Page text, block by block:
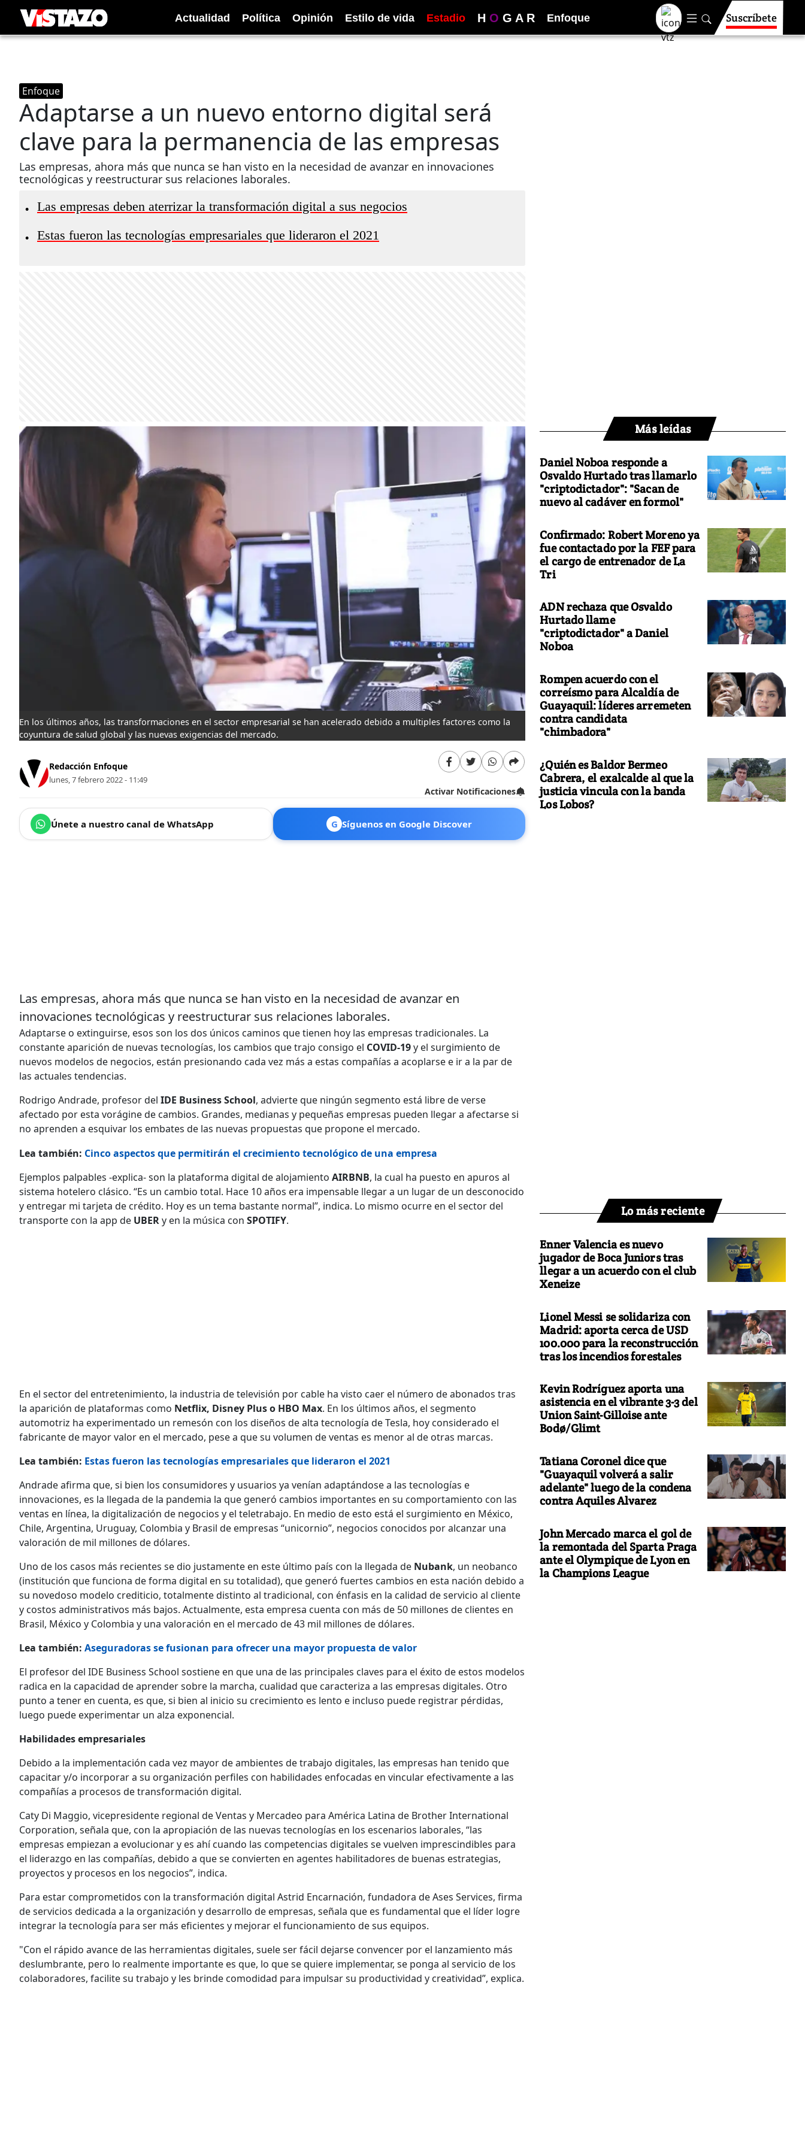
Actualidad Política Opinión Estilo de vida Estadio H O G A R Enfoque Suscríbete
Enfoque
Adaptarse a un nuevo entorno digital será
clave para la permanencia de las empresas
Las empresas, ahora más que nunca se han visto en la necesidad de avanzar en innovaciones
tecnológicas y reestructurar sus relaciones laborales.
• Las empresas deben aterrizar la transformación digital a sus negocios
• Estas fueron las tecnologías empresariales que lideraron el 2021
En los últimos años, las transformaciones en el sector empresarial se han acelerado debido a multiples factores como la
coyuntura de salud global y las nuevas exigencias del mercado.
Redacción Enfoque
lunes, 7 febrero 2022 - 11:49
Activar Notificaciones
Únete a nuestro canal de WhatsApp G Síguenos en Google Discover
Las empresas, ahora más que nunca se han visto en la necesidad de avanzar en
innovaciones tecnológicas y reestructurar sus relaciones laborales.
Adaptarse o extinguirse, esos son los dos únicos caminos que tienen hoy las empresas tradicionales. La
constante aparición de nuevas tecnologías, los cambios que trajo consigo el COVID-19y el surgimiento de
nuevos modelos de negocios, están presionando cada vez más a estas compañías a acoplarse e ir a la par de
las actuales tendencias.
Rodrigo Andrade, profesor del IDE Business School, advierte que ningún segmento está libre de verse
afectado por esta vorágine de cambios. Grandes, medianas y pequeñas empresas pueden llegar a afectarse si
no aprenden a esquivar los embates de las nuevas propuestas que propone el mercado.
Lea también: Cinco aspectos que permitirán el crecimiento tecnológico de una empresa
Ejemplos palpables -explica- son la plataforma digital de alojamiento AIRBNB, la cual ha puesto en apuros al
sistema hotelero clásico. “Es un cambio total. Hace 10 años era impensable llegar a un lugar de un desconocido
y entregar mi tarjeta de crédito. Hoy es un tema bastante normal”, indica. Lo mismo ocurre en el sector del
transporte con la app de UBERy en la música con SPOTIFY.
En el sector del entretenimiento, la industria de televisión por cable ha visto caer el número de abonados tras
la aparición de plataformas como Netflix, Disney Plus o HBO Max. En los últimos años, el segmento
automotriz ha experimentado un remesón con los diseños de alta tecnología de Tesla, hoy considerado el
fabricante de mayor valor en el mercado, pese a que su volumen de ventas es menor al de otras marcas.
Lea también: Estas fueron las tecnologías empresariales que lideraron el 2021
Andrade afirma que, si bien los consumidores y usuarios ya venían adaptándose a las tecnologías e
innovaciones, es la llegada de la pandemia la que generó cambios importantes en su comportamiento con las
ventas en línea, la digitalización de negocios y el teletrabajo. En medio de esto está el surgimiento en México,
Chile, Argentina, Uruguay, Colombia y Brasil de empresas “unicornio”, negocios conocidos por alcanzar una
valoración de mil millones de dólares.
Uno de los casos más recientes se dio justamente en este último país con la llegada de Nubank, un neobanco
(institución que funciona de forma digital en su totalidad), que generó fuertes cambios en esta nación debido a
su novedoso modelo crediticio, totalmente distinto al tradicional, con énfasis en la calidad de servicio al cliente
y costos administrativos más bajos. Actualmente, esta empresa cuenta con más de 50 millones de clientes en
Brasil, México y Colombia y una valoración en el mercado de 43 mil millones de dólares.
Lea también: Aseguradoras se fusionan para ofrecer una mayor propuesta de valor
El profesor del IDE Business School sostiene en que una de las principales claves para el éxito de estos modelos
radica en la capacidad de aprender sobre la marcha, cualidad que caracteriza a las empresas digitales. Otro
punto a tener en cuenta, es que, si bien al inicio su crecimiento es lento e incluso puede registrar pérdidas,
luego puede experimentar un alza exponencial.
Habilidades empresariales
Debido a la implementación cada vez mayor de ambientes de trabajo digitales, las empresas han tenido que
capacitar y/o incorporar a su organización perfiles con habilidades enfocadas en vincular efectivamente a las
compañías a procesos de transformación digital.
Caty Di Maggio, vicepresidente regional de Ventas y Mercadeo para América Latina de Brother International
Corporation, señala que, con la apropiación de las nuevas tecnologías en los escenarios laborales, “las
empresas empiezan a evolucionar y es ahí cuando las competencias digitales se vuelven imprescindibles para
el liderazgo en las compañías, debido a que se convierten en agentes habilitadores de buenas estrategias,
proyectos y procesos en los negocios”, indica.
Para estar comprometidos con la transformación digital Astrid Encarnación, fundadora de Ases Services, firma
de servicios dedicada a la organización y desarrollo de empresas, señala que es fundamental que el líder logre
integrar la tecnología para ser más eficientes y mejorar el funcionamiento de sus equipos.
"Con el rápido avance de las herramientas digitales, suele ser fácil dejarse convencer por el lanzamiento más
deslumbrante, pero lo realmente importante es que, lo que se quiere implementar, se ponga al servicio de los
colaboradores, facilite su trabajo y les brinde comodidad para impulsar su productividad y creatividad”, explica.
Más leídas
Daniel Noboa responde a
Osvaldo Hurtado tras llamarlo
"criptodictador": "Sacan de
nuevo al cadáver en formol"
Confirmado: Robert Moreno ya
fue contactado por la FEF para
el cargo de entrenador de La
Tri
ADN rechaza que Osvaldo
Hurtado llame
"criptodictador" a Daniel
Noboa
Rompen acuerdo con el
correísmo para Alcaldía de
Guayaquil: líderes arremeten
contra candidata
"chimbadora"
¿Quién es Baldor Bermeo
Cabrera, el exalcalde al que la
justicia vincula con la banda
Los Lobos?
Lo más reciente
Enner Valencia es nuevo
jugador de Boca Juniors tras
llegar a un acuerdo con el club
Xeneize
Lionel Messi se solidariza con
Madrid: aporta cerca de USD
100.000 para la reconstrucción
tras los incendios forestales
Kevin Rodríguez aporta una
asistencia en el vibrante 3-3 del
Union Saint-Gilloise ante
Bodø/Glimt
Tatiana Coronel dice que
"Guayaquil volverá a salir
adelante" luego de la condena
contra Aquiles Alvarez
John Mercado marca el gol de
la remontada del Sparta Praga
ante el Olympique de Lyon en
la Champions League